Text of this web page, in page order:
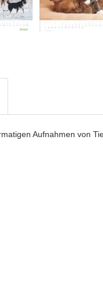
Aufnahmen von